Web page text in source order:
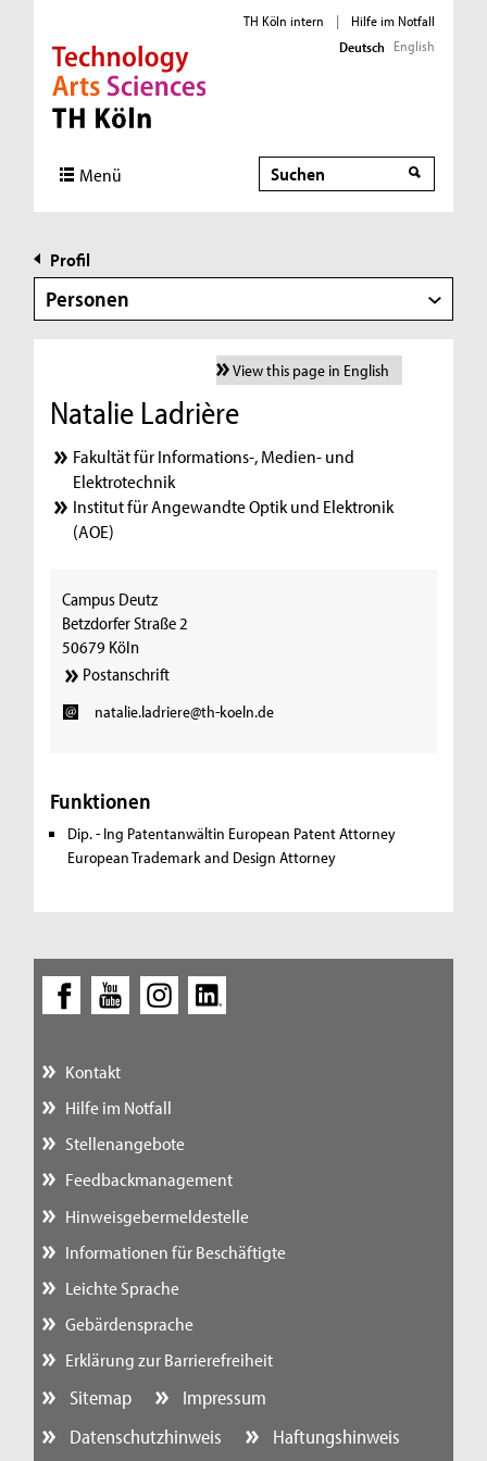
Direkt zur Hauptnavigation
Direkt zur Subnavigation
Direkt zum Inhalt
Direkt zum Fußbereich
TH Köln intern |
Hilfe im Notfall
Deutsch English
Menü Suche
Profil
Personen
View this page in English
Natalie Ladrière
Fakultät für Informations-, Medien- und
Elektrotechnik
Institut für Angewandte Optik und Elektronik
(AOE)
Campus Deutz
Betzdorfer Straße 2
50679 Köln
Postanschrift
natalie.ladriere@th-koeln.de
Funktionen
Dip. - Ing Patentanwältin European Patent Attorney
European Trademark and Design Attorney
Kontakt
Hilfe im Notfall
Stellenangebote
Feedbackmanagement
Hinweisgebermeldestelle
Informationen für Beschäftigte
Leichte Sprache
Gebärdensprache
Erklärung zur Barrierefreiheit
Sitemap
Impressum
Datenschutzhinweis
Haftungshinweis